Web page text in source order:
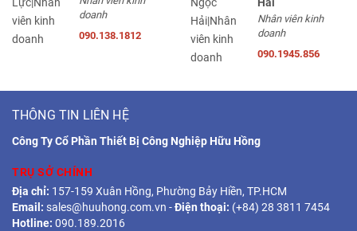
doanh
090.138.1812
Nhân viên kinh
doanh
090.1945.856
THÔNG TIN LIÊN HỆ
Công Ty Cổ Phần Thiết Bị Công Nghiệp Hữu Hồng
TRỤ SỞ CHÍNH
Địa chỉ: 157-159 Xuân Hồng, Phường Bảy Hiền, TP.HCM
Email: sales@huuhong.com.vn -Điện thoại: (+84) 28 3811 7454
Hotline: 090.189.2016